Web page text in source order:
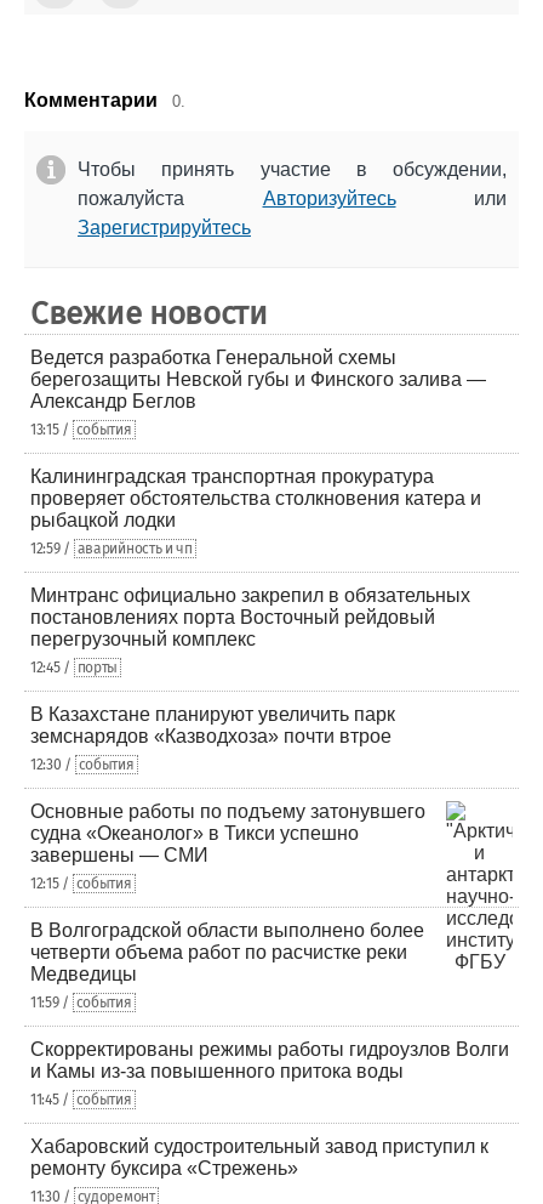
Комментарии 0.
Чтобы принять участие в обсуждении,
пожалуйста Авторизуйтесьили
Зарегистрируйтесь
Свежие новости
Ведется разработка Генеральной схемы
берегозащиты Невской губы и Финского залива —
Александр Беглов
13:15 / события
Калининградская транспортная прокуратура
проверяет обстоятельства столкновения катера и
рыбацкой лодки
12:59 / аварийность и чп
Минтранс официально закрепил в обязательных
постановлениях порта Восточный рейдовый
перегрузочный комплекс
12:45 / порты
В Казахстане планируют увеличить парк
земснарядов «Казводхоза» почти втрое
12:30 / события
Основные работы по подъему затонувшего
судна «Океанолог» в Тикси успешно
завершены — СМИ
12:15 / события
В Волгоградской области выполнено более
четверти объема работ по расчистке реки
Медведицы
11:59 / события
Скорректированы режимы работы гидроузлов Волги
и Камы из-за повышенного притока воды
11:45 / события
Хабаровский судостроительный завод приступил к
ремонту буксира «Стрежень»
11:30 / судоремонт